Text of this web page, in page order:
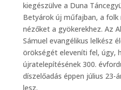
kiegészülve a Duna
Betyárok új műfajban, a folk
nézőket a gyökerekhez. Az
Sámuel evangélikus lelkész
örökségét eleveníti fel, úgy,
újratelepítésének 300.
díszelőadás éppen július 23-
lesz.